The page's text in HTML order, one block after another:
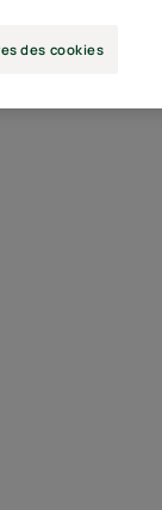
des cookies